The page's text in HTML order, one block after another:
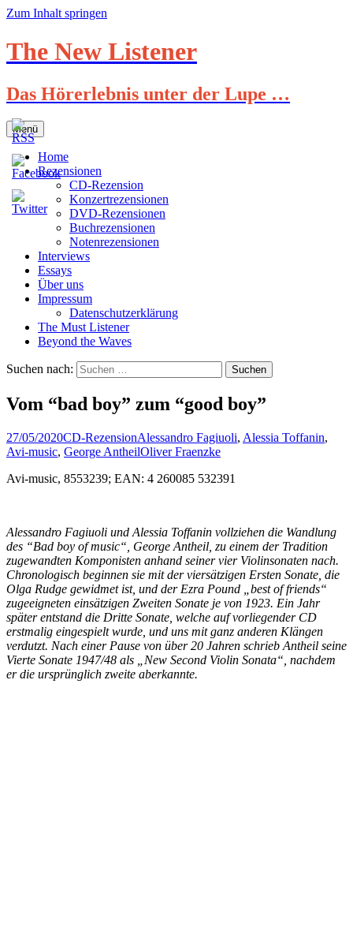
Zum Inhalt springen
The New Listener
Das Hörerlebnis unter der Lupe …
Menü
Home
Rezensionen
CD-Rezension
Konzertrezensionen
DVD-Rezensionen
Buchrezensionen
Notenrezensionen
Interviews
Essays
Über uns
Impressum
Datenschutzerklärung
The Must Listener
Beyond the Waves
Suchen nach:
Vom “bad boy” zum “good boy”
27/05/2020CD-RezensionAlessandro Fagiuoli, Alessia Toffanin,
Avi-music, George AntheilOliver Fraenzke
Avi-music, 8553239; EAN: 4 260085 532391
Alessandro Fagiuoli und Alessia Toffanin vollziehen die Wandlung
des “Bad boy of music“, George Antheil, zu einem der Tradition
zugewandten Komponisten anhand seiner vier Violinsonaten nach.
Chronologisch beginnen sie mit der viersätzigen Ersten Sonate, die
Olga Rudge gewidmet ist, und der Ezra Pound „best of friends“
zugeeigneten einsätzigen Zweiten Sonate je von 1923. Ein Jahr
später entstand die Dritte Sonate, welche auf vorliegender CD
erstmalig eingespielt wurde, und uns mit ganz anderen Klängen
verdutzt. Nach einer Pause von über 20 Jahren schrieb Antheil seine
Vierte Sonate 1947/48 als „New Second Violin Sonata“, nachdem
er die ursprünglich zweite aberkannte.